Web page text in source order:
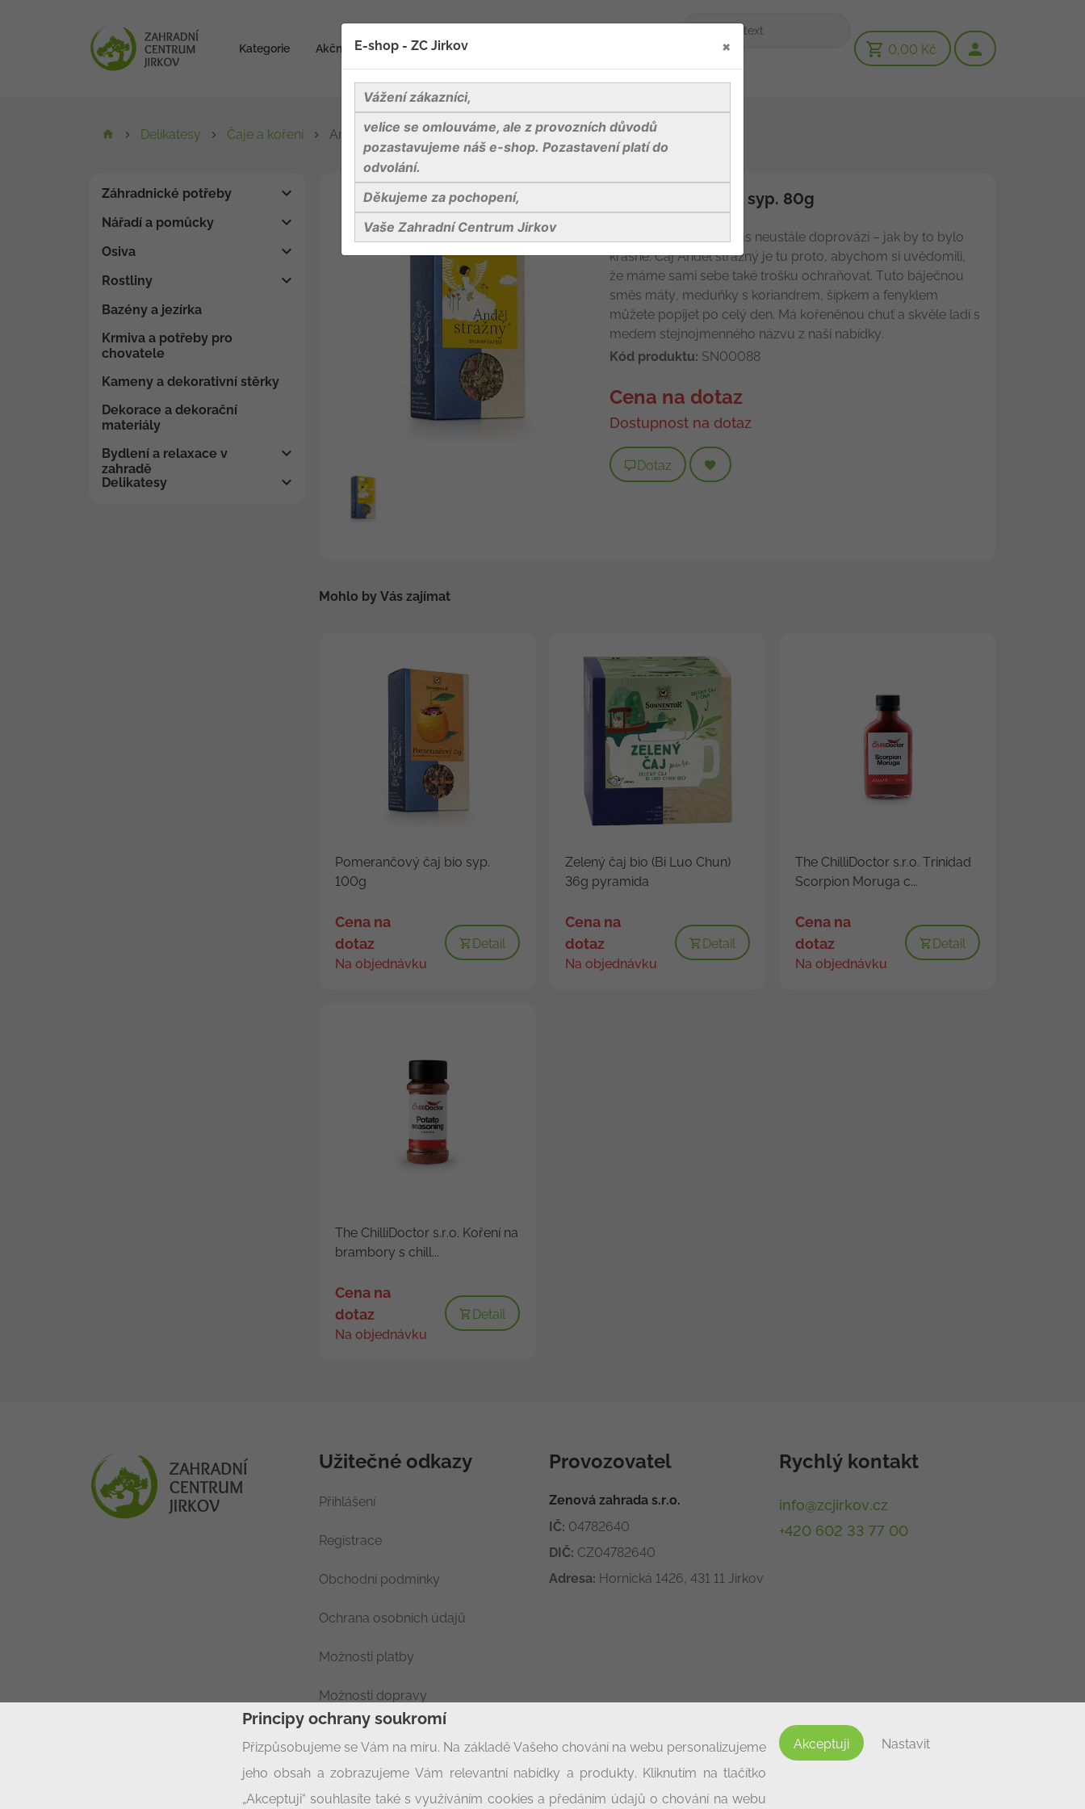
Kategorie Akční zboží Blog Kontakty 0,00 Kč
Delikatesy Čaje a koření Anděl strážný bio syp. 80g
Záhradnické potřeby
Nářadí a pomůcky
Osiva
Rostliny
Bazény a jezírka
Krmiva a potřeby pro
chovatele
Kameny a dekorativní stěrky
Dekorace a dekorační
materiály
Bydlení a relaxace v
zahradě
Delikatesy
Anděl strážný bio syp. 80g
Anděl strážný, který nás neustále doprovází – jak by to bylo
krásné. Čaj Anděl strážný je tu proto, abychom si uvědomili,
že máme sami sebe také trošku ochraňovat. Tuto báječnou
směs máty, meduňky s koriandrem, šípkem a fenyklem
můžete popíjet po celý den. Má kořeněnou chuť a skvěle ladí s
medem stejnojmenného názvu z naší nabídky.
Kód produktu: SN00088
Cena na dotaz
Dostupnost na dotaz
Dotaz
Mohlo by Vás zajímat
Pomerančový čaj bio syp.
100g
Cena na
dotaz
Na objednávku
Detail
Zelený čaj bio (Bi Luo Chun)
36g pyramida
Cena na
dotaz
Na objednávku
Detail
The ChilliDoctor s.r.o. Trinidad
Scorpion Moruga c...
Cena na
dotaz
Na objednávku
Detail
The ChilliDoctor s.r.o. Koření na
brambory s chill...
Cena na
dotaz
Na objednávku
Detail
Užitečné odkazy
Přihlášení
Registrace
Obchodní podmínky
Ochrana osobních údajů
Možnosti platby
Možnosti dopravy
Provozovatel
Zenová zahrada s.r.o.
IČ: 04782640
DIČ: CZ04782640
Adresa: Hornická 1426, 431 11 Jirkov
Rychlý kontakt
info@zcjirkov.cz
+420 602 33 77 00
Principy ochrany soukromí
Přizpůsobujeme se Vám na míru. Na základě Vašeho chování na webu personalizujeme
jeho obsah a zobrazujeme Vám relevantní nabídky a produkty. Kliknutím na tlačítko
„Akceptuji“ souhlasíte také s využíváním cookies a předáním údajů o chování na webu
Akceptuji Nastavit
E-shop - ZC Jirkov ×
Vážení zákazníci,
velice se omlouváme, ale z provozních důvodů
pozastavujeme náš e-shop. Pozastavení platí do
odvolání.
Děkujeme za pochopení,
Vaše Zahradní Centrum Jirkov